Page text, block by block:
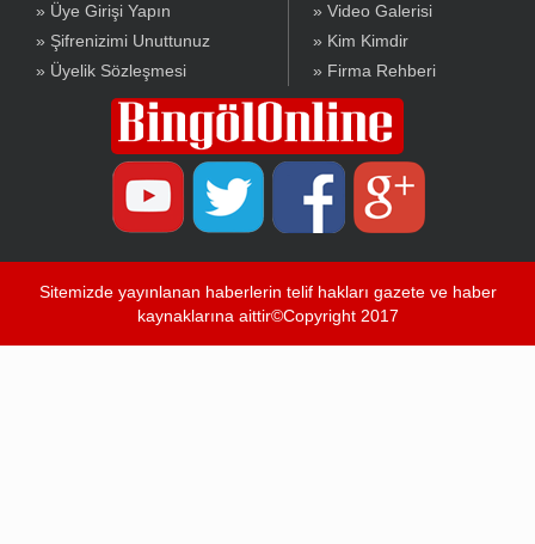
» Üye Girişi Yapın
» Şifrenizimi Unuttunuz
» Üyelik Sözleşmesi
» Video Galerisi
» Kim Kimdir
» Firma Rehberi
Sitemizde yayınlanan haberlerin telif hakları gazete ve haber
kaynaklarına aittir©Copyright 2017